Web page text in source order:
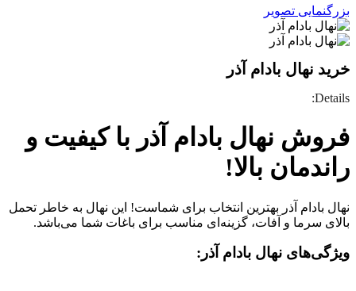
بزرگنمایی تصویر
خرید نهال بادام آذر
Details:
فروش نهال بادام آذر با کیفیت و
راندمان بالا!
نهال بادام آذر بهترین انتخاب برای شماست! این نهال به خاطر تحمل
بالای سرما و آفات، گزینه‌ای مناسب برای باغات شما می‌باشد.
ویژگی‌های نهال بادام آذر: